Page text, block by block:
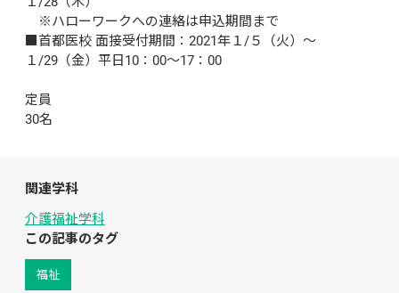
※ハローワークへの連絡は申込期間まで
■首都医校 面接受付期間：2021年１/５（火）～
１/29（金）平日10：00～17：00
定員
30名
関連学科
介護福祉学科
この記事のタグ
福祉